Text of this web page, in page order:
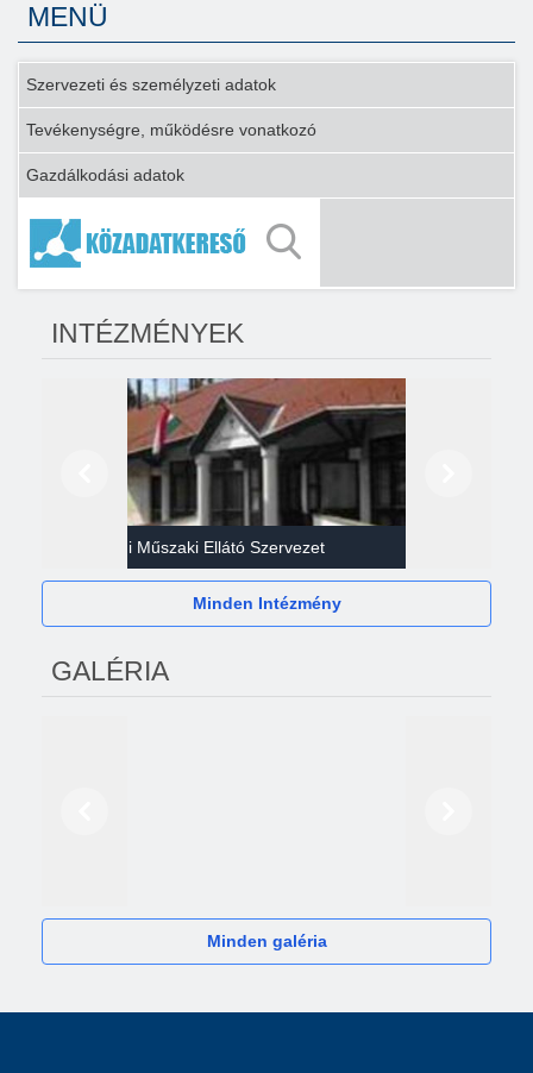
MENÜ
Szervezeti és személyzeti adatok
Tevékenységre, működésre vonatkozó
Gazdálkodási adatok
INTÉZMÉNYEK
Gazdasági Műszaki Ellátó Szervezet
Minden Intézmény
GALÉRIA
Minden galéria